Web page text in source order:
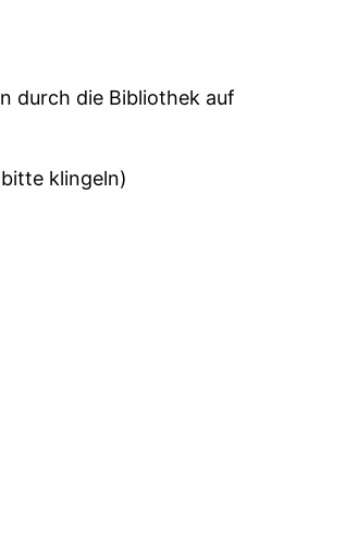
durch die Bibliothek auf
klingeln)